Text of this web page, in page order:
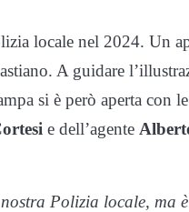
locale nel 2024. Un
A guidare
si è però aperta con
e dell’agente
Polizia locale, ma